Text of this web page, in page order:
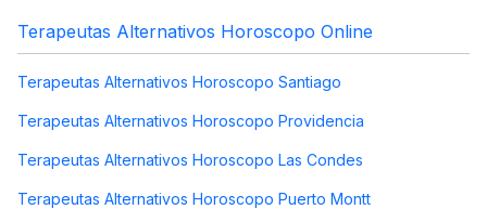
Terapeutas Alternativos Horoscopo Online
Terapeutas Alternativos Horoscopo Santiago
Terapeutas Alternativos Horoscopo Providencia
Terapeutas Alternativos Horoscopo Las Condes
Terapeutas Alternativos Horoscopo Puerto Montt